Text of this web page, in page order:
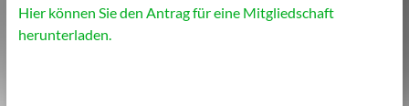
Hier können Sie den Antrag für eine Mitgliedschaft
herunterladen.